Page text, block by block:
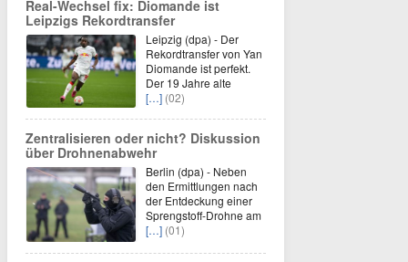
Real-Wechsel fix: Diomande ist
Leipzigs Rekordtransfer
Leipzig (dpa) - Der
Rekordtransfer von Yan
Diomande ist perfekt.
Der 19 Jahre alte
[…] (02)
Zentralisieren oder nicht? Diskussion
über Drohnenabwehr
Berlin (dpa) - Neben
den Ermittlungen nach
der Entdeckung einer
Sprengstoff-Drohne am
[…] (01)